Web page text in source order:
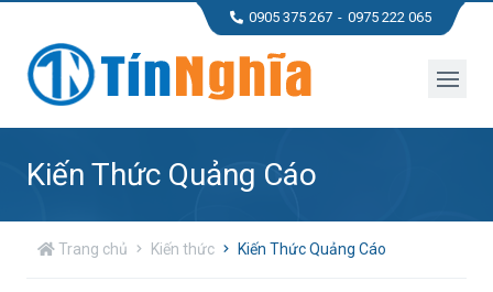
0905 375 267 0975 222 065
Kiến Thức Quảng Cáo
Trang chủ Kiến thức Kiến Thức Quảng Cáo